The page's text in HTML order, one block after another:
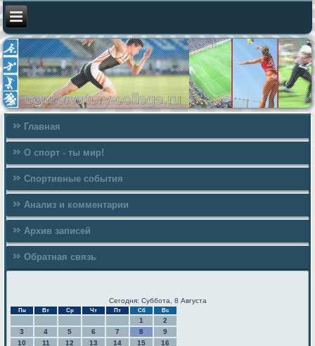
Главная
О спорт - ты мир!
Спортивные события
Анализ и комментарии
Архив записей
Обратная связь
Сегодня: Суббота, 8 Августа
Пн Вт Ср Чт Пт Сб Вс
1
2
3
4 5 6 7 8
9
10
11 12 13 14 15
16